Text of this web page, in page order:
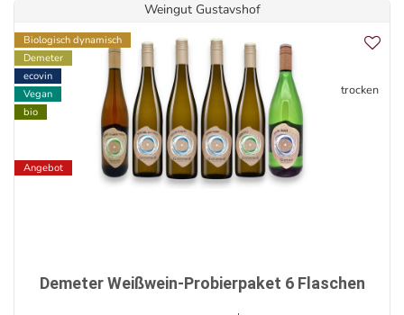
Weingut Gustavshof
Biologisch dynamisch
Demeter
ecovin
Vegan
bio
Angebot
trocken
Demeter Weißwein-Probierpaket 6 Flaschen